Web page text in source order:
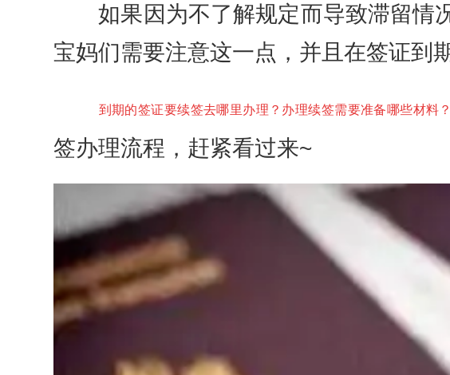
如果因为不了解规定而导致滞留情
宝妈们需要注意这一点，并且在签证到
到期的签证要续签去哪里办理？办理续签需要准备哪些材料？
签办理流程，赶紧看过来~